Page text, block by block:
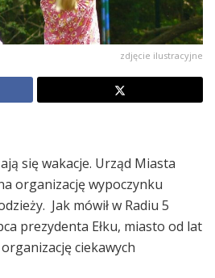
zdjęcie ilustracyjne
się wakacje. Urząd Miasta
organizację wypoczynku
Jak mówił w Radiu 5
prezydenta Ełku, miasto od lat
ciekawych